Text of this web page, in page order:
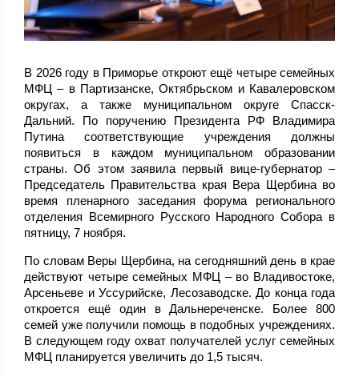
В 2026 году в Приморье откроют ещё четыре семейных
МФЦ – в Партизанске, Октябрьском и Кавалеровском
округах, а также муниципальном округе Спасск-
Дальний. По поручению Президента РФ Владимира
Путина соответствующие учреждения должны
появиться в каждом муниципальном образовании
страны. Об этом заявила первый вице-губернатор –
Председатель Правительства края Вера Щербина во
время пленарного заседания форума регионального
отделения Всемирного Русского Народного Собора в
пятницу, 7 ноября.
По словам Веры Щербина, на сегодняшний день в крае
действуют четыре семейных МФЦ – во Владивостоке,
Арсеньеве и Уссурийске, Лесозаводске. До конца года
откроется ещё один в Дальнереченске. Более 800
семей уже получили помощь в подобных учреждениях.
В следующем году охват получателей услуг семейных
МФЦ планируется увеличить до 1,5 тысяч.